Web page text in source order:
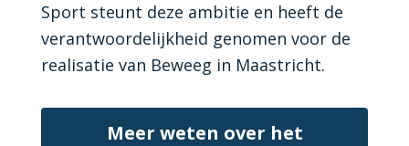
Sport steunt deze ambitie en heeft de
verantwoordelijkheid genomen voor de
realisatie van Beweeg in Maastricht.
Meer weten over het